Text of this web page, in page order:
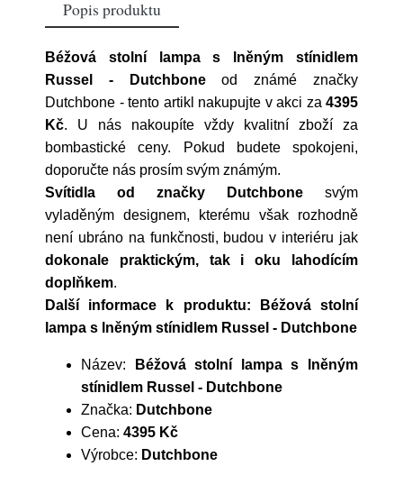
Popis produktu
Béžová stolní lampa s lněným stínidlem
Russel - Dutchboneod známé značky
Dutchbone - tento artikl nakupujte v akci za 4395
Kč. U nás nakoupíte vždy kvalitní zboží za
bombastické ceny. Pokud budete spokojeni,
doporučte nás prosím svým známým.
Svítidla od značky Dutchbone svým
vyladěným designem, kterému však rozhodně
není ubráno na funkčnosti, budou v interiéru jak
dokonale praktickým, tak i oku lahodícím
doplňkem.
Další informace k produktu: Béžová stolní
lampa s lněným stínidlem Russel - Dutchbone
Název:
Béžová stolní lampa s lněným
stínidlem Russel - Dutchbone
Značka: Dutchbone
Cena: 4395 Kč
Výrobce: Dutchbone